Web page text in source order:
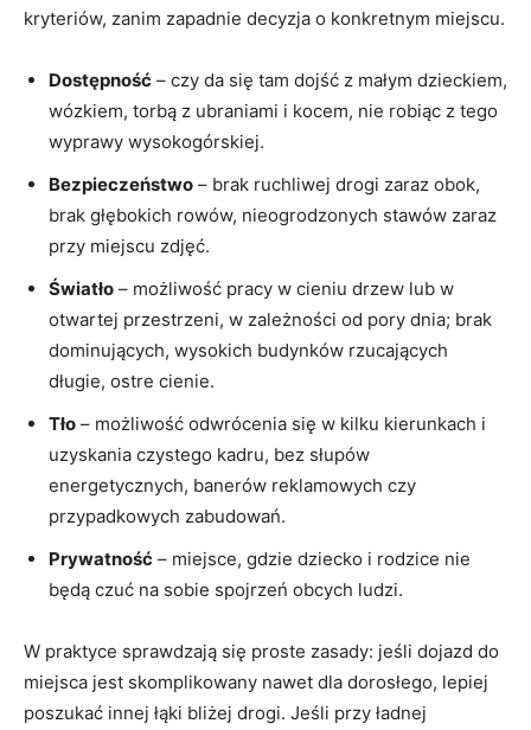
kryteriów, zanim zapadnie decyzja o konkretnym miejscu.
Dostępność – czy da się tam dojść z małym dzieckiem,
wózkiem, torbą z ubraniami i kocem, nie robiąc z tego
wyprawy wysokogórskiej.
Bezpieczeństwo – brak ruchliwej drogi zaraz obok,
brak głębokich rowów, nieogrodzonych stawów zaraz
przy miejscu zdjęć.
Światło – możliwość pracy w cieniu drzew lub w
otwartej przestrzeni, w zależności od pory dnia; brak
dominujących, wysokich budynków rzucających
długie, ostre cienie.
Tło – możliwość odwrócenia się w kilku kierunkach i
uzyskania czystego kadru, bez słupów
energetycznych, banerów reklamowych czy
przypadkowych zabudowań.
Prywatność – miejsce, gdzie dziecko i rodzice nie
będą czuć na sobie spojrzeń obcych ludzi.
W praktyce sprawdzają się proste zasady: jeśli dojazd do
miejsca jest skomplikowany nawet dla dorosłego, lepiej
poszukać innej łąki bliżej drogi. Jeśli przy ładnej